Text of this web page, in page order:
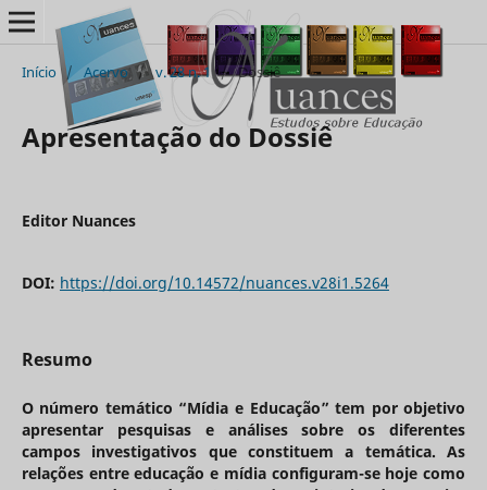
Início / Acervo / v. 28 n. 1 / Dossiê
Apresentação do Dossiê
Editor Nuances
DOI: https://doi.org/10.14572/nuances.v28i1.5264
Resumo
O número temático “Mídia e Educação” tem por objetivo
apresentar pesquisas e análises sobre os diferentes
campos investigativos que constituem a temática. As
relações entre educação e mídia configuram-se hoje como